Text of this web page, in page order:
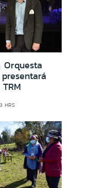
HRS